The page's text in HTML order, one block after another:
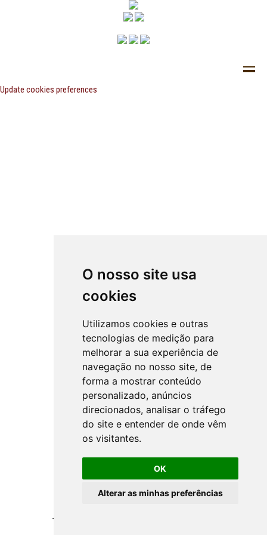
O nosso site usa
cookies
Utilizamos cookies e outras
tecnologias de medição para
melhorar a sua experiência de
navegação no nosso site, de
forma a mostrar conteúdo
personalizado, anúncios
direcionados, analisar o tráfego
do site e entender de onde vêm
os visitantes.
OK
Alterar as minhas preferências
Todos os Direitos Reservados ©
Update cookies preferences